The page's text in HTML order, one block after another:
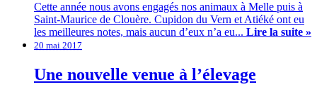
Cette année nous avons engagés nos animaux à Melle puis à
Saint-Maurice de Clouère. Cupidon du Vern et Atiéké ont eu
les meilleures notes, mais aucun d’eux n’a eu... Lire la suite »
20 mai 2017
Une nouvelle venue à l’élevage